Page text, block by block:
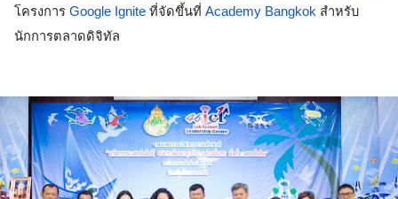
โครงการ Google Ignite ที่จัดขึ้นที่ Academy Bangkok สำหรับ
นักการตลาดดิจิทัล